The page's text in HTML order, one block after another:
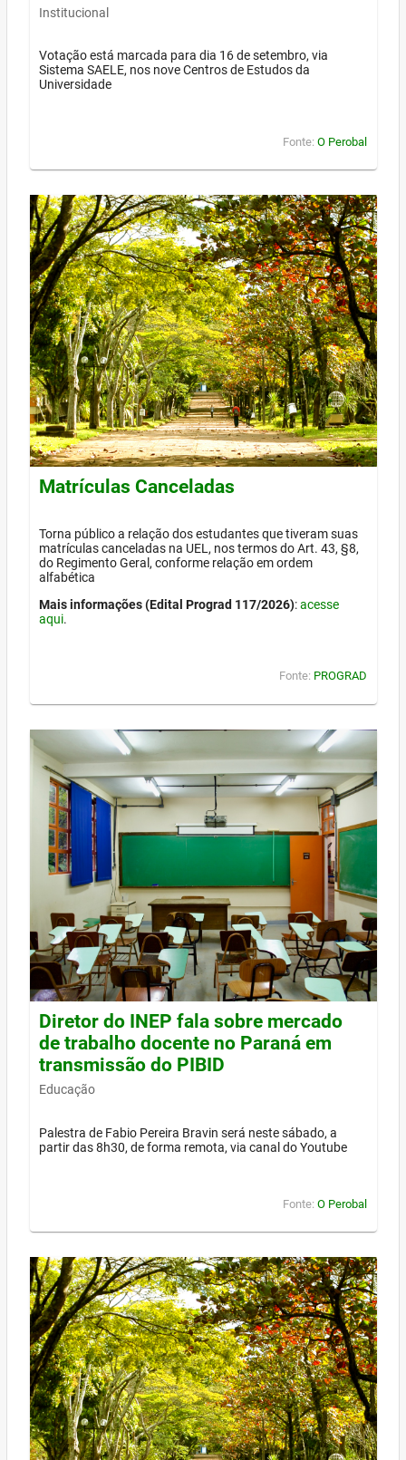
Institucional
Votação está marcada para dia 16 de setembro, via
Sistema SAELE, nos nove Centros de Estudos da
Universidade
Fonte: O Perobal
Matrículas Canceladas
Torna público a relação dos estudantes que tiveram suas
matrículas canceladas na UEL, nos termos do Art. 43, §8,
do Regimento Geral, conforme relação em ordem
alfabética
Mais informações (Edital Prograd 117/2026):acesse
aqui.
Fonte: PROGRAD
Diretor do INEP fala sobre mercado
de trabalho docente no Paraná em
transmissão do PIBID
Educação
Palestra de Fabio Pereira Bravin será neste sábado, a
partir das 8h30, de forma remota, via canal do Youtube
Fonte: O Perobal